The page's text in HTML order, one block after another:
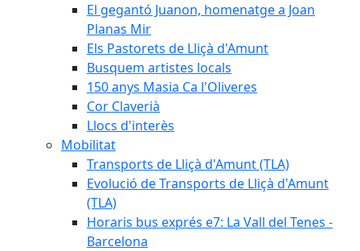
El gegantó Juanon, homenatge a Joan
Planas Mir
Els Pastorets de Lliçà d'Amunt
Busquem artistes locals
150 anys Masia Ca l'Oliveres
Cor Claverià
Llocs d'interès
Mobilitat
Transports de Lliçà d'Amunt (TLA)
Evolució de Transports de Lliçà d'Amunt
(TLA)
Horaris bus exprés e7: La Vall del Tenes -
Barcelona